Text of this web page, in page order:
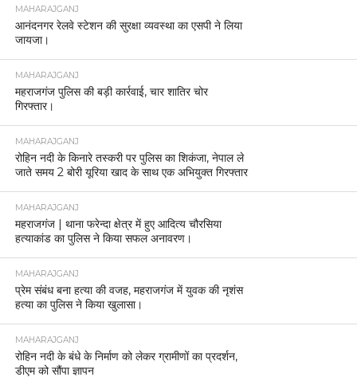
MAHARAJGANJ
आनंदनगर रेलवे स्टेशन की सुरक्षा व्यवस्था का एसपी ने लिया
जायजा।
MAHARAJGANJ
महराजगंज पुलिस की बड़ी कार्रवाई, चार शातिर चोर
गिरफ्तार।
MAHARAJGANJ
रोहिन नदी के किनारे तस्करी पर पुलिस का शिकंजा, नेपाल ले
जाते समय 2 बोरी यूरिया खाद के साथ एक अभियुक्त गिरफ्तार
MAHARAJGANJ
महराजगंज | थाना फरेन्दा क्षेत्र में हुए आदित्य चौरसिया
हत्याकांड का पुलिस ने किया सफल अनावरण।
MAHARAJGANJ
प्रेम संबंध बना हत्या की वजह, महराजगंज में युवक की नृशंस
हत्या का पुलिस ने किया खुलासा।
MAHARAJGANJ
रोहिन नदी के बंधे के निर्माण को लेकर ग्रामीणों का प्रदर्शन,
डीएम को सौंपा ज्ञापन